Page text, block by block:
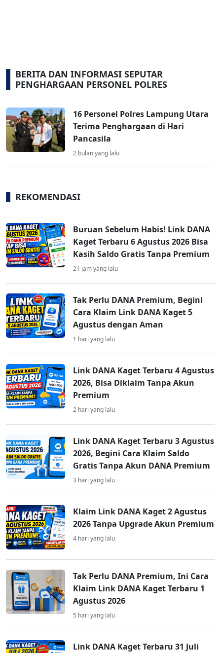
BERITA DAN INFORMASI SEPUTAR
PENGHARGAAN PERSONEL POLRES
16 Personel Polres Lampung Utara
Terima Penghargaan di Hari
Pancasila
2 bulan yang lalu
REKOMENDASI
Buruan Sebelum Habis! Link DANA
Kaget Terbaru 6 Agustus 2026 Bisa
Kasih Saldo Gratis Tanpa Premium
21 jam yang lalu
Tak Perlu DANA Premium, Begini
Cara Klaim Link DANA Kaget 5
Agustus dengan Aman
1 hari yang lalu
Link DANA Kaget Terbaru 4 Agustus
2026, Bisa Diklaim Tanpa Akun
Premium
2 hari yang lalu
Link DANA Kaget Terbaru 3 Agustus
2026, Begini Cara Klaim Saldo
Gratis Tanpa Akun DANA Premium
3 hari yang lalu
Klaim Link DANA Kaget 2 Agustus
2026 Tanpa Upgrade Akun Premium
4 hari yang lalu
Tak Perlu DANA Premium, Ini Cara
Klaim Link DANA Kaget Terbaru 1
Agustus 2026
5 hari yang lalu
Link DANA Kaget Terbaru 31 Juli